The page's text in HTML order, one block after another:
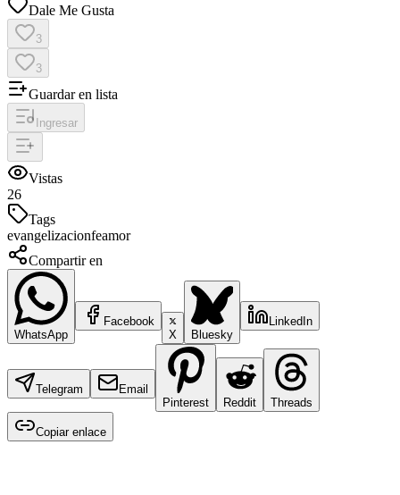
Dale Me Gusta
3
3
Guardar en lista
Ingresar
Vistas
26
Tags
evangelizacionfeamor
Compartir en
WhatsApp
Facebook
X
Bluesky
LinkedIn
Telegram
Email
Pinterest
Reddit Threads
Copiar enlace